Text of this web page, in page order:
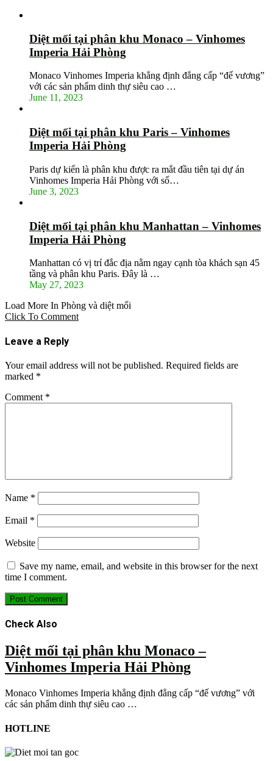
Diệt mối tại phân khu Monaco – Vinhomes
Imperia Hải Phòng
Monaco Vinhomes Imperia khẳng định đẳng cấp “đế vương”
với các sản phẩm dinh thự siêu cao …
June 11, 2023
Diệt mối tại phân khu Paris – Vinhomes
Imperia Hải Phòng
Paris dự kiến là phân khu được ra mắt đầu tiên tại dự án
Vinhomes Imperia Hải Phòng với số…
June 3, 2023
Diệt mối tại phân khu Manhattan – Vinhomes
Imperia Hải Phòng
Manhattan có vị trí đắc địa nằm ngay cạnh tòa khách sạn 45
tầng và phân khu Paris. Đây là …
May 27, 2023
Load More In Phòng và diệt mối
Click To Comment
Leave a Reply
Your email address will not be published. Required fields are
marked *
Comment *
Name *
Email *
Website
Save my name, email, and website in this browser for the next
time I comment.
Check Also
Diệt mối tại phân khu Monaco –
Vinhomes Imperia Hải Phòng
Monaco Vinhomes Imperia khẳng định đẳng cấp “đế vương” với
các sản phẩm dinh thự siêu cao …
HOTLINE